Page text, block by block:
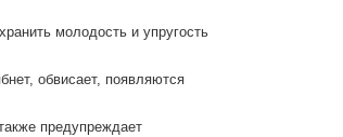
молодость и упругость
обвисает, появляются
предупреждает